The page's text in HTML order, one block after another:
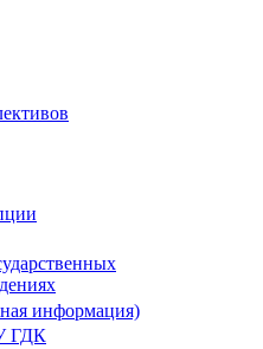
информация)
ГДК